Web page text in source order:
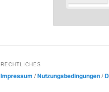
RECHTLICHES
Impressum /Nutzungsbedingungen/